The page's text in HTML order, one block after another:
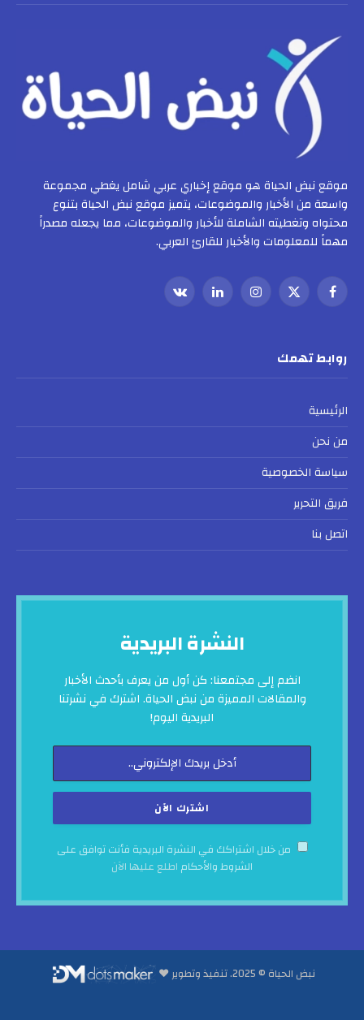
موقع نبض الحياة هو موقع إخباري عربي شامل يغطي مجموعة
واسعة من الأخبار والموضوعات، يتميز موقع نبض الحياة بتنوع
محتواه وتغطيته الشاملة للأخبار والموضوعات، مما يجعله مصدراً
مهماً للمعلومات والأخبار للقارئ العربي.
فيسبوك
X
الانستغراملينكدإنVKontakte
روابط تهمك
الرئيسية
من نحن
سياسة الخصوصية
فريق التحرير
اتصل بنا
النشرة البريدية
انضم إلى مجتمعنا: كن أول من يعرف بأحدث الأخبار
والمقالات المميزة من نبض الحياة. اشترك في نشرتنا
البريدية اليوم!
من خلال اشتراكك في النشرة البريدية فأنت توافق على
الشروط والأحكام اطلع عليها الآن
نبض الحياة © 2025. تنفيذ وتطوير ♥